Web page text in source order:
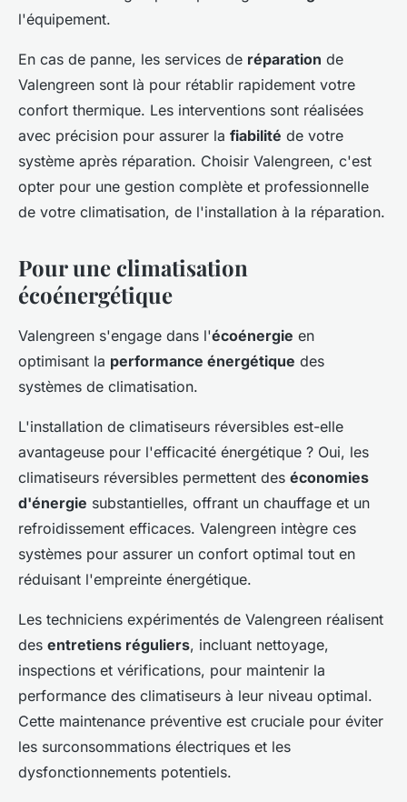
l'équipement.
En cas de panne, les services de réparation de
Valengreen sont là pour rétablir rapidement votre
confort thermique. Les interventions sont réalisées
avec précision pour assurer la fiabilité de votre
système après réparation. Choisir Valengreen, c'est
opter pour une gestion complète et professionnelle
de votre climatisation, de l'installation à la réparation.
Pour une climatisation
écoénergétique
Valengreen s'engage dans l'écoénergie en
optimisant la performance énergétique des
systèmes de climatisation.
L'installation de climatiseurs réversibles est-elle
avantageuse pour l'efficacité énergétique ? Oui, les
climatiseurs réversibles permettent des économies
d'énergie substantielles, offrant un chauffage et un
refroidissement efficaces. Valengreen intègre ces
systèmes pour assurer un confort optimal tout en
réduisant l'empreinte énergétique.
Les techniciens expérimentés de Valengreen réalisent
des entretiens réguliers, incluant nettoyage,
inspections et vérifications, pour maintenir la
performance des climatiseurs à leur niveau optimal.
Cette maintenance préventive est cruciale pour éviter
les surconsommations électriques et les
dysfonctionnements potentiels.